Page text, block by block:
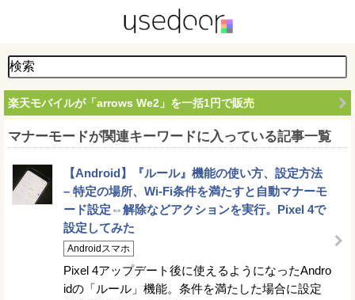
楽天モバイルが「arrows We2」を一括1円で販売
マナーモードが関連キーワードに入っている記事一覧
【Android】『ルール』機能の使い方、設定方法
– 特定の場所、Wi-Fi条件を満たすと自動マナーモ
ード設定⇔解除などアクションを実行。Pixel 4で
設定してみた
Androidスマホ
Pixel 4アップデート後に使えるようになったAndro
idの「ルール」機能。条件を満たした場合に設定